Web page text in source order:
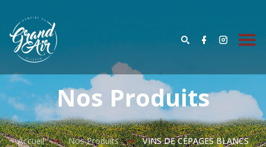
Nos Produits
Accueil Nos Produits VINS DE CÉPAGES BLANCS